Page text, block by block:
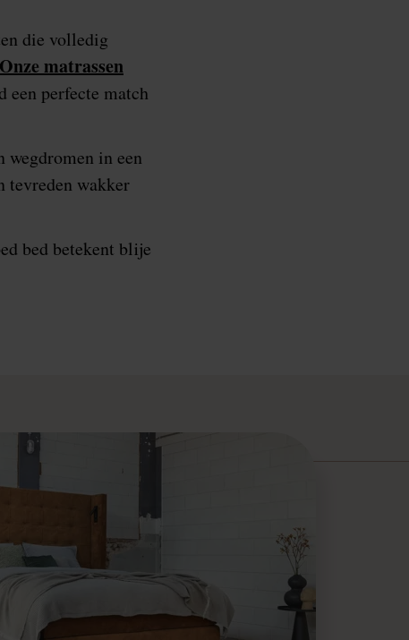
die volledig
Onze matrassen
perfecte match
wegdromen in een
tevreden wakker
bed betekent blije